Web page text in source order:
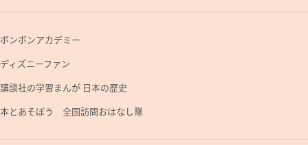
ボンボンアカデミー
ディズニーファン
講談社の学習まんが 日本の歴史
本とあそぼう 全国訪問おはなし隊